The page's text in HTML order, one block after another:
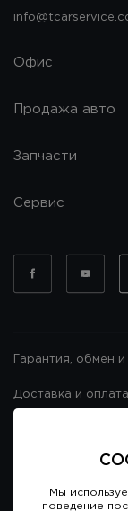
Офис
Продажа авто
Запчасти
Сервис
Гарантия, обмен
Доставка и оплата
Договор
Мы
поведение